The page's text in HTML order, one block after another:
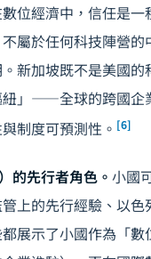
位經濟中，信任是
屬於任何科技陣營
新加坡既不是美國
」——全球的跨國企
制度可預測性。 [6]
先行者角色。 小國
上的先行經驗、以
示了小國作為「數